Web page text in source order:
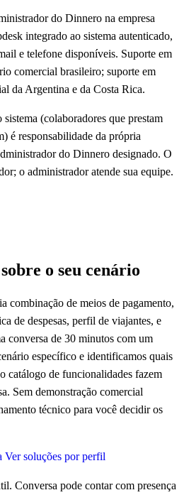
do Dinnero na empresa
integrado ao sistema autenticado,
e telefone disponíveis. Suporte em
comercial brasileiro; suporte em
da Argentina e da Costa Rica.
(colaboradores que prestam
é responsabilidade da própria
do Dinnero designado. O
o administrador atende sua equipe.
o seu cenário
combinação de meios de pagamento,
de despesas, perfil de viajantes, e
conversa de 30 minutos com um
específico e identificamos quais
catálogo de funcionalidades fazem
Sem demonstração comercial
técnico para você decidir os
Ver soluções por perfil
Conversa pode contar com presença